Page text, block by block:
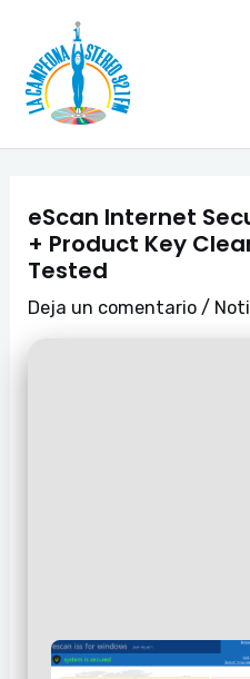
contenido
eScan Internet
+ Product Key
Tested
Deja un comentario /
de
entradas